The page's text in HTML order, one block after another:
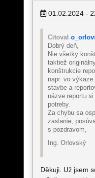
01.02.2024 -
Citoval
Dobrý deň,
Nie všetky
taktiež
konštrukcie
napr. vo
stavbe a
názve reportu
potreby.
Za chybu sa
zaslanie,
s pozdravom,
Ing. Orlovský
Děkuji. Už jsem